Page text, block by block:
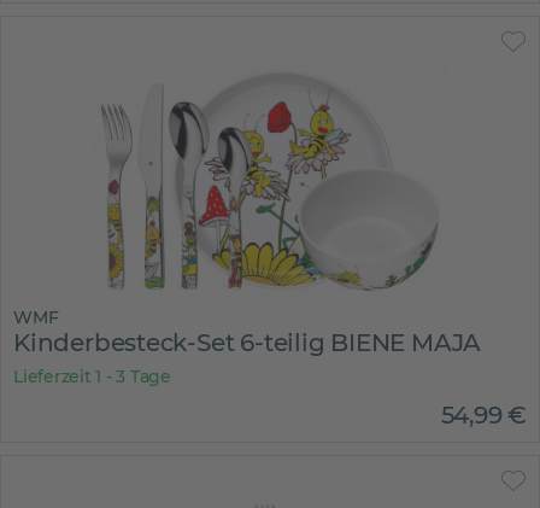
WMF
Kinderbesteck-Set 6-teilig BIENE MAJA
Lieferzeit 1 - 3 Tage
54,99€